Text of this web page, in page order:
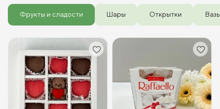
Фрукты и сладости Шары Открытки